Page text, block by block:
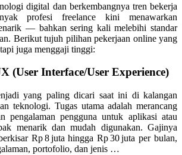
digital dan berkembangnya tren bekerja
profesi freelance kini menawarkan
— bahkan sering kali melebihi standar
Berikut tujuh pilihan pekerjaan online yang
juga menggaji tinggi:
(User Interface/User Experience)
yang paling dicari saat ini di kalangan
teknologi. Tugas utama adalah merancang
pengalaman pengguna untuk aplikasi atau
menarik dan mudah digunakan. Gajinya
Rp 8 juta hingga Rp 30 juta per bulan,
portofolio, dan jenis …